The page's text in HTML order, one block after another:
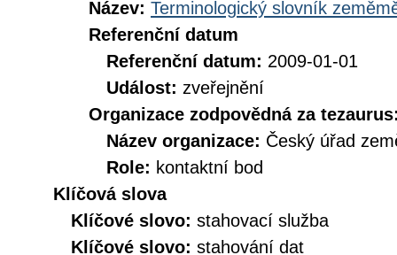
Název: Terminologický slovník
Referenční datum
Referenční datum: 2009-01-01
Událost: zveřejnění
Organizace zodpovědná za
Název organizace: Český úřad
Role: kontaktní bod
Klíčová slova
Klíčové slovo: stahovací služba
Klíčové slovo: stahování dat